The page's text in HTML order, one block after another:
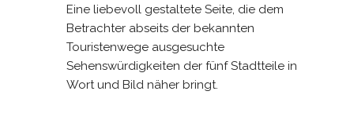
Eine liebevoll gestaltete Seite, die dem
Betrachter abseits der bekannten
Touristenwege ausgesuchte
Sehenswürdigkeiten der fünf Stadtteile in
Wort und Bild näher bringt.